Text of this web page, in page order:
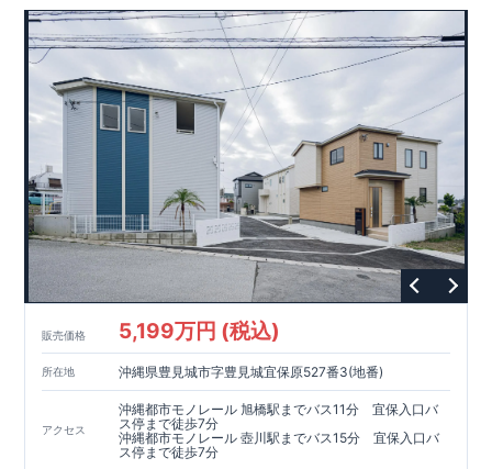
販売価格 5,199万円 (税込)
所在地 沖縄県豊見城市字豊見城宜保原527番3(地番)
アクセス
沖縄都市モノレール 旭橋駅までバス11分 宜保入口バ
ス停まで徒歩7分
沖縄都市モノレール 壺川駅までバス15分 宜保入口バ
ス停まで徒歩7分